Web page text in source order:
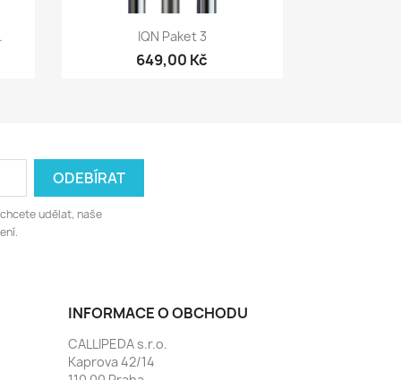
Rychlý náhled
IQN Paket 3
649,00 Kč
udělat, naše
INFORMACE O OBCHODU
CALLIPEDA s.r.o.
Kaprova 42/14